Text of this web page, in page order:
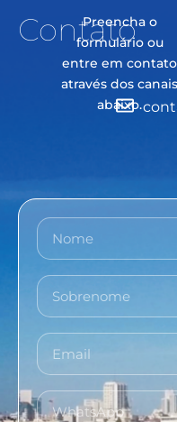
Contato
Preencha o
formulário ou
entre em contato
através dos canais
abaixo.